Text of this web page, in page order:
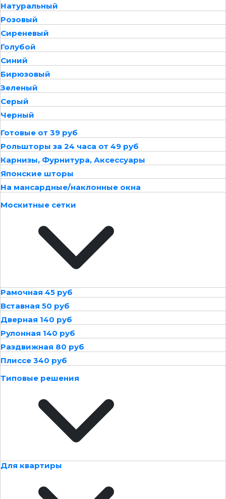
Натуральный
Розовый
Сиреневый
Голубой
Синий
Бирюзовый
Зеленый
Серый
Черный
Готовые от 39 руб
Рольшторы за 24 часа от 49 руб
Карнизы, Фурнитура, Аксессуары
Японские шторы
На мансардные/наклонные окна
Москитные сетки
Рамочная 45 руб
Вставная 50 руб
Дверная 140 руб
Рулонная 140 руб
Раздвижная 80 руб
Плиссе 340 руб
Типовые решения
Для квартиры